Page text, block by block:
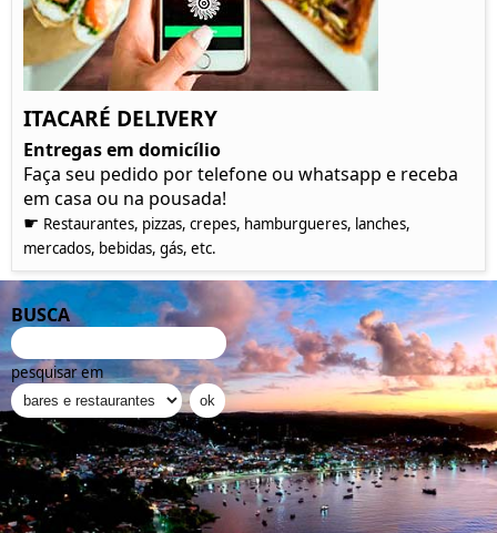
ITACARÉ DELIVERY
Entregas em domicílio
Faça seu pedido por telefone ou whatsapp e receba
em casa ou na pousada!
☛ Restaurantes, pizzas, crepes, hamburgueres, lanches,
mercados, bebidas, gás, etc.
BUSCA
pesquisar em